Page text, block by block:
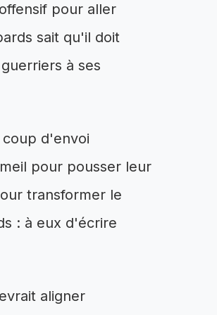
pour aller
sait qu'il doit
à ses
d'envoi
pour pousser leur
transformer le
: à eux d'écrire
aligner